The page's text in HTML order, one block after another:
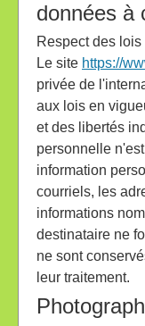
données à
Respect des lois
Le site https://
privée de
aux lois en
et des libertés
personnelle
information
courriels, les
informations
destinataire ne
ne sont
leur traitement.